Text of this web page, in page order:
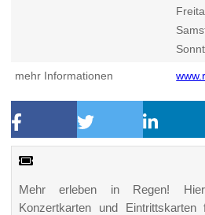
mehr Informationen
Mehr erleben in Regen!
Konzertkarten und